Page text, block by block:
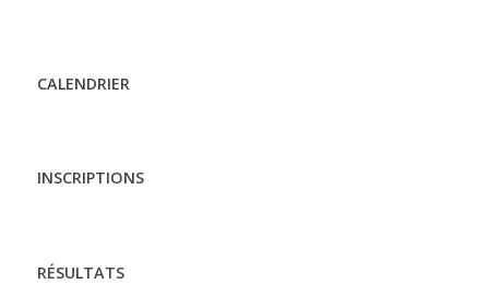
CALENDRIER
INSCRIPTIONS
RÉSULTATS